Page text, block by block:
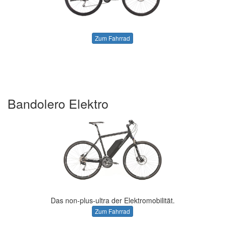
Zum Fahrrad
Bandolero Elektro
Das non-plus-ultra der Elektromobilität.
Zum Fahrrad